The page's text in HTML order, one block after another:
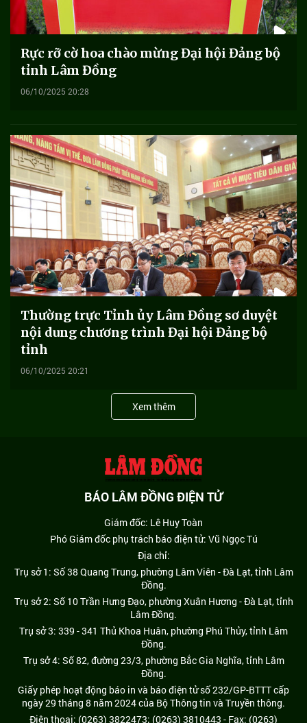
Rực rỡ cờ hoa chào mừng Đại hội Đảng bộ
tỉnh Lâm Đồng
06/10/2025 20:28
Thường trực Tỉnh ủy Lâm Đồng sơ duyệt
nội dung chương trình Đại hội Đảng bộ
tỉnh
06/10/2025 20:21
Xem thêm
BÁO LÂM ĐỒNG ĐIỆN TỬ
Giám đốc: Lê Huy Toàn
Phó Giám đốc phụ trách báo điện tử: Vũ Ngọc Tú
Địa chỉ:
Trụ sở 1: Số 38 Quang Trung, phường Lâm Viên - Đà Lạt, tỉnh Lâm
Đồng.
Trụ sở 2: Số 10 Trần Hưng Đạo, phường Xuân Hương - Đà Lạt, tỉnh
Lâm Đồng.
Trụ sở 3: 339 - 341 Thủ Khoa Huân, phường Phú Thủy, tỉnh Lâm
Đồng.
Trụ sở 4: Số 82, đường 23/3, phường Bắc Gia Nghĩa, tỉnh Lâm
Đồng.
Giấy phép hoạt động báo in và báo điện tử số 232/GP-BTTT cấp
ngày 29 tháng 8 năm 2024 của Bộ Thông tin và Truyền thông.
Điện thoại: (0263) 3822473; (0263) 3810443 - Fax: (0263)